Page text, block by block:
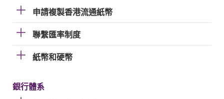
申請複製香港流通紙幣
聯繫匯率制度
紙幣和硬幣
銀行體系